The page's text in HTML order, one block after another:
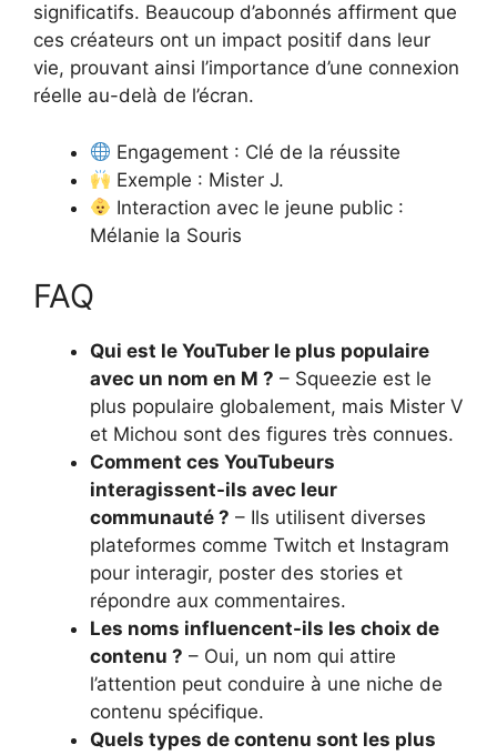
significatifs. Beaucoup d’abonnés affirment que
ces créateurs ont un impact positif dans leur
vie, prouvant ainsi l’importance d’une connexion
réelle au-delà de l’écran.
Engagement : Clé de la réussite
Exemple : Mister J.
Interaction avec le jeune public :
Mélanie la Souris
FAQ
Qui est le YouTuber le plus populaire
avec un nom en M ? – Squeezie est le
plus populaire globalement, mais Mister V
et Michou sont des figures très connues.
Comment ces YouTubeurs
interagissent-ils avec leur
communauté ? – Ils utilisent diverses
plateformes comme Twitch et Instagram
pour interagir, poster des stories et
répondre aux commentaires.
Les noms influencent-ils les choix de
contenu ? – Oui, un nom qui attire
l’attention peut conduire à une niche de
contenu spécifique.
Quels types de contenu sont les plus